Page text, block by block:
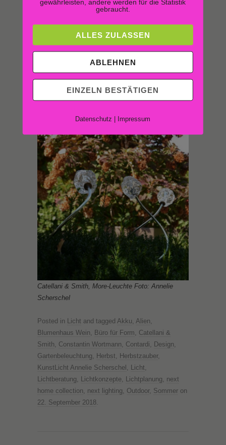
Catellani & Smith, Syphasera Foto: Annelie
Denn: Durch die richtigen Lichtpunkte kann man
Catellani & Smith, More-Leuchte Foto: Annelie
Scherschel
Posted in Licht and tagged Akku, Alien,
Blumenhaus Wein, Büro für Form, Catellani &
Smith, Constantin Wortmann, Contardi, Design,
Gartenbeleuchtung, Herbst, Herbstzauber,
KunstLicht Annelie Scherschel , Licht,
Lichtberatung, Lichtkonzepte, Lichtplanung, next
home collection, next lighting, Outdoor, Sommer on
22. September 2018.
gebraucht.
ALLES ZULASSEN
ABLEHNEN
EINZELN BESTÄTIGEN
Datenschutz | Impressum